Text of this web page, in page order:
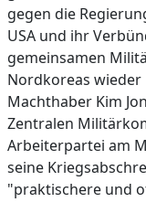
gegen die
USA und ihr
gemeinsamen
Nordkoreas
Machthaber Kim
Zentralen
Arbeiterpartei am
seine
"praktischere und